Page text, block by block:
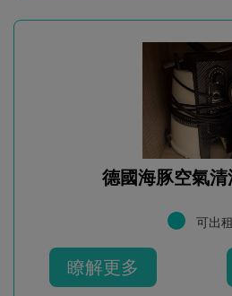
德國海豚空氣
可出租
瞭解更多